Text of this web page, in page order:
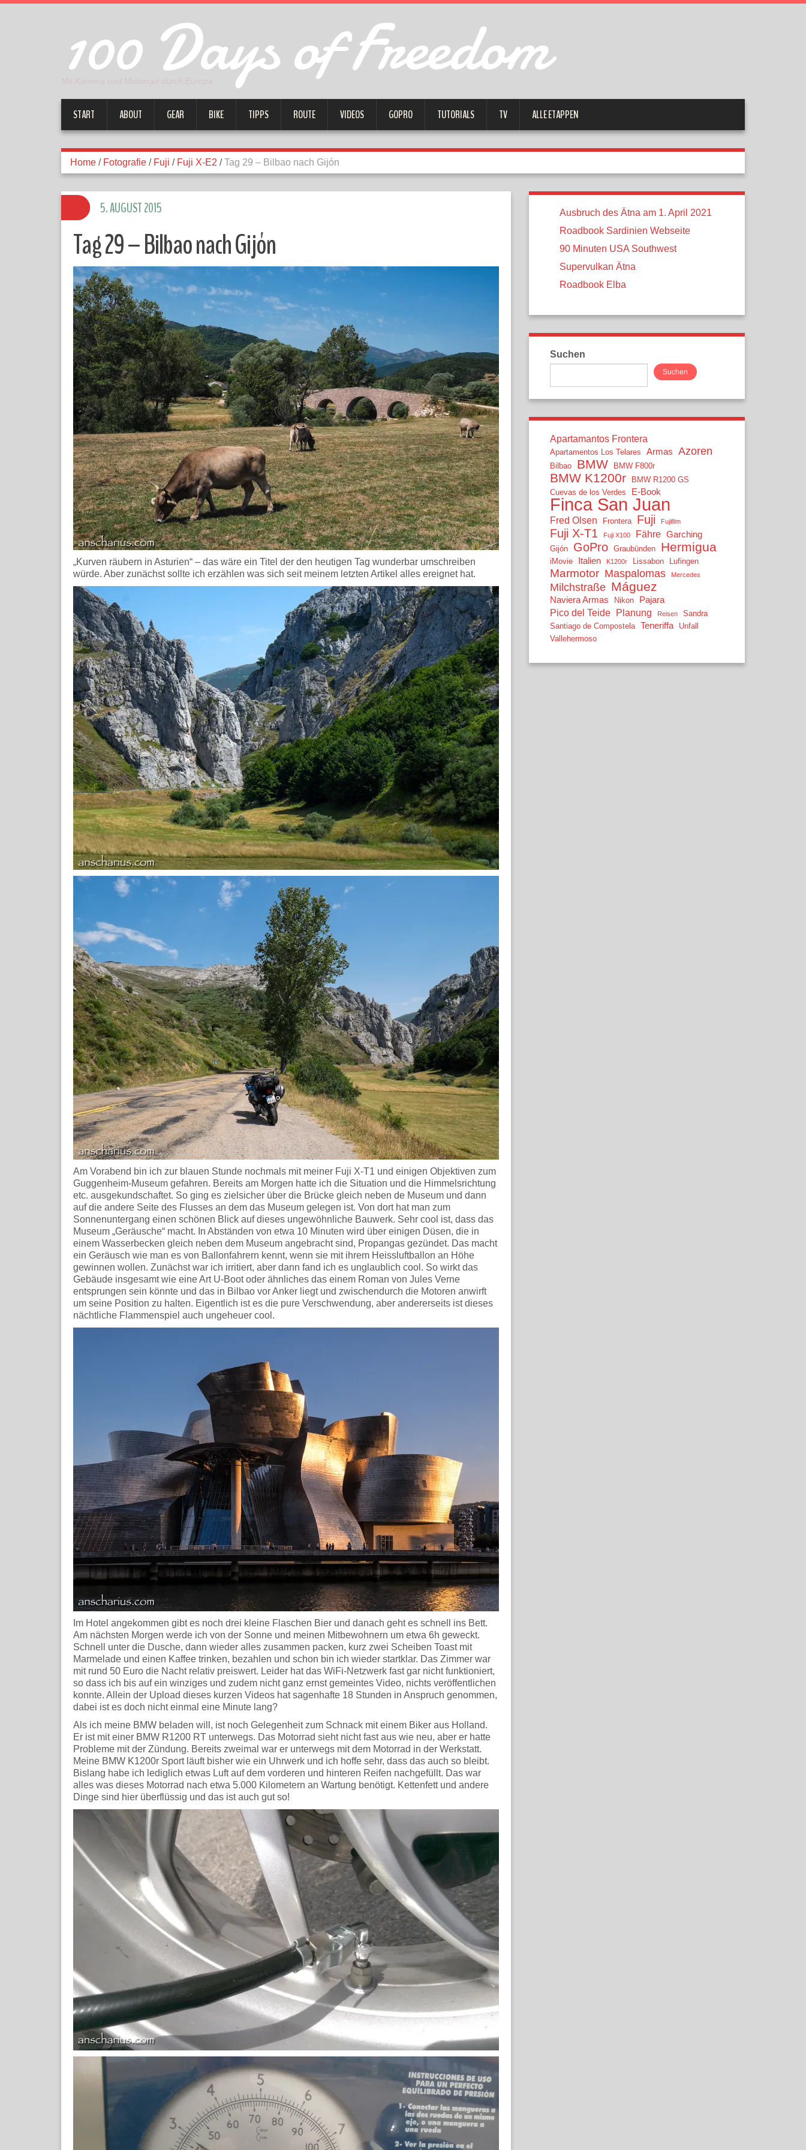
100 Days of Freedom
START ABOUT GEAR BIKE TIPPS ROUTE VIDEOS GOPRO TUTORIALS TV ALLE ETAPPEN
Home / Fotografie / Fuji / Fuji X-E2 / Tag 29 – Bilbao nach Gijón
Tag 29 – Bilbao nach Gijón
„Kurven räubern in Asturien“ – das wäre ein Titel der den heutigen Tag wunderbar umschreiben
würde. Aber zunächst sollte ich erzählen was sich seit meinem letzten Artikel alles ereignet hat.
Am Vorabend bin ich zur blauen Stunde nochmals mit meiner Fuji X-T1 und einigen Objektiven zum
Guggenheim-Museum gefahren. Bereits am Morgen hatte ich die Situation und die Himmelsrichtung
etc. ausgekundschaftet. So ging es zielsicher über die Brücke gleich neben de Museum und dann
auf die andere Seite des Flusses an dem das Museum gelegen ist. Von dort hat man zum
Sonnenuntergang einen schönen Blick auf dieses ungewöhnliche Bauwerk. Sehr cool ist, dass das
Museum „Geräusche“ macht. In Abständen von etwa 10 Minuten wird über einigen Düsen, die in
einem Wasserbecken gleich neben dem Museum angebracht sind, Propangas gezündet. Das macht
ein Geräusch wie man es von Ballonfahrern kennt, wenn sie mit ihrem Heissluftballon an Höhe
gewinnen wollen. Zunächst war ich irritiert, aber dann fand ich es unglaublich cool. So wirkt das
Gebäude insgesamt wie eine Art U-Boot oder ähnliches das einem Roman von Jules Verne
entsprungen sein könnte und das in Bilbao vor Anker liegt und zwischendurch die Motoren anwirft
um seine Position zu halten. Eigentlich ist es die pure Verschwendung, aber andererseits ist dieses
nächtliche Flammenspiel auch ungeheuer cool.
Im Hotel angekommen gibt es noch drei kleine Flaschen Bier und danach geht es schnell ins Bett.
Am nächsten Morgen werde ich von der Sonne und meinen Mitbewohnern um etwa 6h geweckt.
Schnell unter die Dusche, dann wieder alles zusammen packen, kurz zwei Scheiben Toast mit
Marmelade und einen Kaffee trinken, bezahlen und schon bin ich wieder startklar. Das Zimmer war
mit rund 50 Euro die Nacht relativ preiswert. Leider hat das WiFi-Netzwerk fast gar nicht funktioniert,
so dass ich bis auf ein winziges und zudem nicht ganz ernst gemeintes Video, nichts veröffentlichen
konnte. Allein der Upload dieses kurzen Videos hat sagenhafte 18 Stunden in Anspruch genommen,
dabei ist es doch nicht einmal eine Minute lang?
Als ich meine BMW beladen will, ist noch Gelegenheit zum Schnack mit einem Biker aus Holland.
Er ist mit einer BMW R1200 RT unterwegs. Das Motorrad sieht nicht fast aus wie neu, aber er hatte
Probleme mit der Zündung. Bereits zweimal war er unterwegs mit dem Motorrad in der Werkstatt.
Meine BMW K1200r Sport läuft bisher wie ein Uhrwerk und ich hoffe sehr, dass das auch so bleibt.
Bislang habe ich lediglich etwas Luft auf dem vorderen und hinteren Reifen nachgefüllt. Das war
alles was dieses Motorrad nach etwa 5.000 Kilometern an Wartung benötigt. Kettenfett und andere
Dinge sind hier überflüssig und das ist auch gut so!
5. AUGUST 2015
Ausbruch des Ätna am 1. April 2021
Roadbook Sardinien Webseite
90 Minuten USA Southwest
Supervulkan Ätna
Roadbook Elba
Suchen
Suchen
Apartamantos Frontera
Apartamentos Los Telares Armas Azoren
Bilbao BMW BMW F800r
BMW K1200r
BMW R1200 GS
Cuevas de los Verdes
E-Book
Finca San Juan
Fred Olsen Frontera Fuji Fujifilm
Fuji X-T1 Fuji X100 Fähre Garching
Gijón GoPro Graubünden Hermigua
iMovie Italien K1200r Lissabon Lufingen
Marmotor Maspalomas Mercedes
Milchstraße Máguez
Naviera Armas Nikon Pajara
Pico del Teide Planung Reisen
Sandra
Santiago de Compostela Teneriffa
Unfall
Vallehermoso